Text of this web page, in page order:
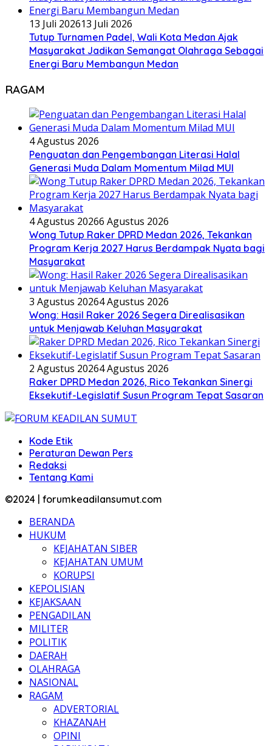
13 Juli 202613 Juli 2026
Tutup Turnamen Padel, Wali Kota Medan Ajak
Masyarakat Jadikan Semangat Olahraga Sebagai
Energi Baru Membangun Medan
RAGAM
4 Agustus 2026
Penguatan dan Pengembangan Literasi Halal
Generasi Muda Dalam Momentum Milad MUI
4 Agustus 20266 Agustus 2026
Wong Tutup Raker DPRD Medan 2026, Tekankan
Program Kerja 2027 Harus Berdampak Nyata bagi
Masyarakat
3 Agustus 20264 Agustus 2026
Wong: Hasil Raker 2026 Segera Direalisasikan
untuk Menjawab Keluhan Masyarakat
2 Agustus 20264 Agustus 2026
Raker DPRD Medan 2026, Rico Tekankan Sinergi
Eksekutif-Legislatif Susun Program Tepat Sasaran
Kode Etik
Peraturan Dewan Pers
Redaksi
Tentang Kami
©2024 | forumkeadilansumut.com
BERANDA
HUKUM
KEJAHATAN SIBER
KEJAHATAN UMUM
KORUPSI
KEPOLISIAN
KEJAKSAAN
PENGADILAN
MILITER
POLITIK
DAERAH
OLAHRAGA
NASIONAL
RAGAM
ADVERTORIAL
KHAZANAH
OPINI